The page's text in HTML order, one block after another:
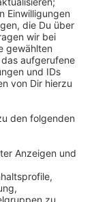
GmbH auf
an der
des
Die
dann
Shop wird
ist noch
für die
Hochmoor
sanitären